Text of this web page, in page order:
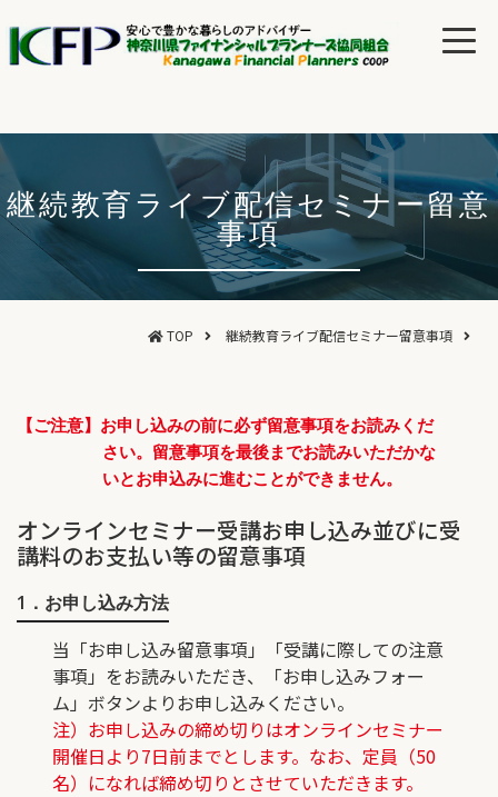
継続教育ライブ配信セミナー留意
事項
TOP 継続教育ライブ配信セミナー留意事項
【ご注意】お申し込みの前に必ず留意事項をお読みくだ
さい。留意事項を最後までお読みいただかな
いとお申込みに進むことができません。
オンラインセミナー受講お申し込み並びに受
講料のお支払い等の留意事項
1．お申し込み方法
当「お申し込み留意事項」「受講に際しての注意
事項」をお読みいただき、「お申し込みフォー
ム」ボタンよりお申し込みください。
注）お申し込みの締め切りはオンラインセミナー
開催日より7日前までとします。なお、定員（50
名）になれば締め切りとさせていただきます。